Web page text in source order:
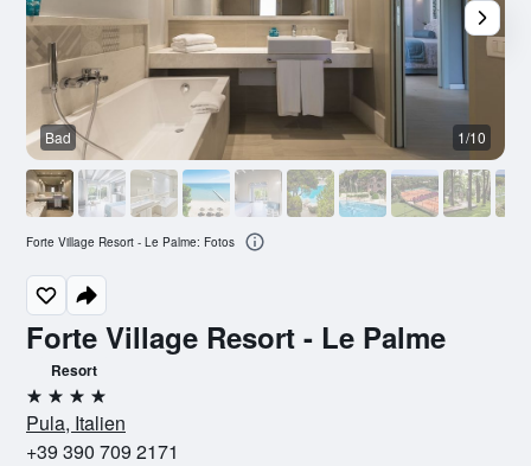
Forte Village Resort - Le Palme
Resort
4 Sterne
Pula, Italien
+39 390 709 2171
Bad 1/10
Forte Village Resort - Le Palme: Fotos